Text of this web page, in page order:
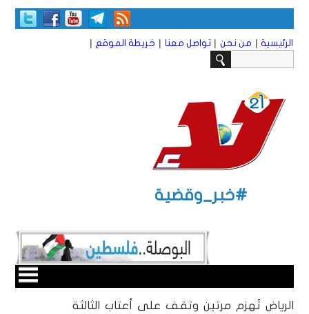
الرئيسية | من نحن | تواصل معنا | خريطة الموقع |
#خبر_وقضية
الرياض تُهزم مرتين وتقف على أعتاب الثالثة